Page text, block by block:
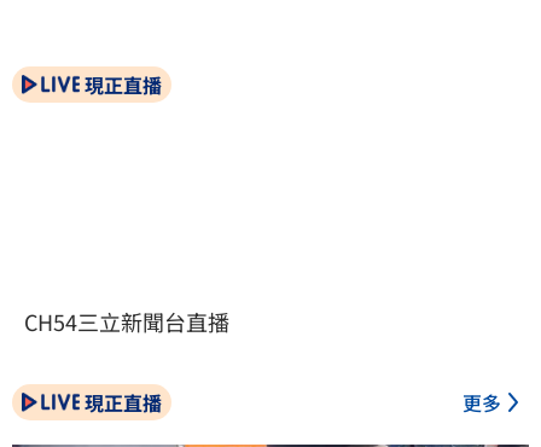
現正直播
CH54三立新聞台直播
現正直播 更多